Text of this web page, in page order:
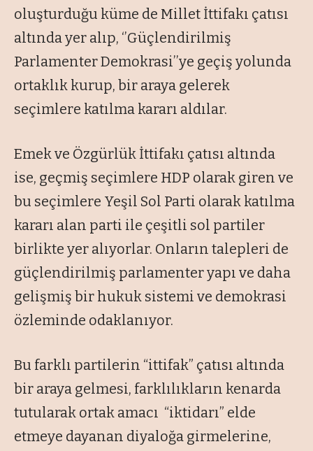
oluşturduğu küme de Millet İttifakı çatısı
altında yer alıp, ‘’Güçlendirilmiş
Parlamenter Demokrasi’’ye geçiş yolunda
ortaklık kurup, bir araya gelerek
seçimlere katılma kararı aldılar.
Emek ve Özgürlük İttifakı çatısı altında
ise, geçmiş seçimlere HDP olarak giren ve
bu seçimlere Yeşil Sol Parti olarak katılma
kararı alan parti ile çeşitli sol partiler
birlikte yer alıyorlar. Onların talepleri de
güçlendirilmiş parlamenter yapı ve daha
gelişmiş bir hukuk sistemi ve demokrasi
özleminde odaklanıyor.
Bu farklı partilerin “ittifak” çatısı altında
bir araya gelmesi, farklılıkların kenarda
tutularak ortak amacı “iktidarı” elde
etmeye dayanan diyaloğa girmelerine,